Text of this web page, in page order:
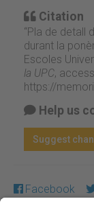
Citation
“Pla de detall
durant la
Escoles
la UPC,
https://
Help us
Suggest
Facebook